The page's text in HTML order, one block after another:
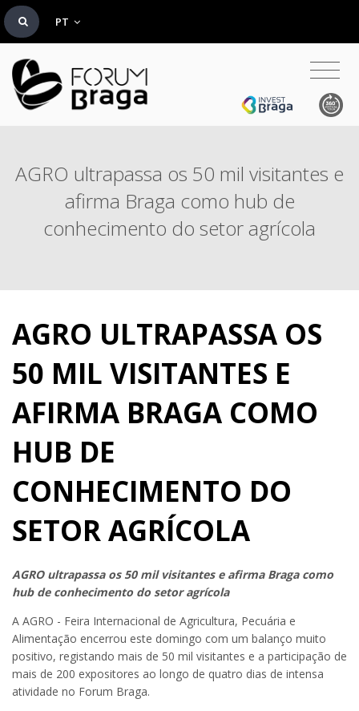
PT
AGRO ultrapassa os 50 mil visitantes e
afirma Braga como hub de
conhecimento do setor agrícola
AGRO ULTRAPASSA OS
50 MIL VISITANTES E
AFIRMA BRAGA COMO
HUB DE
CONHECIMENTO DO
SETOR AGRÍCOLA
AGRO ultrapassa os 50 mil visitantes e afirma Braga como
hub de conhecimento do setor agrícola
A AGRO - Feira Internacional de Agricultura, Pecuária e
Alimentação encerrou este domingo com um balanço muito
positivo, registando mais de 50 mil visitantes e a participação de
mais de 200 expositores ao longo de quatro dias de intensa
atividade no Forum Braga.